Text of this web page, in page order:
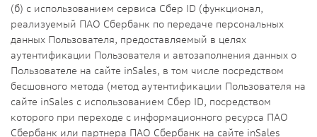
(б) с использованием сервиса Сбер ID (функционал,
реализуемый ПАО Сбербанк по передаче персональных
данных Пользователя, предоставляемый в целях
аутентификации Пользователя и автозаполнения данных о
Пользователе на сайте inSales, в том числе посредством
бесшовного метода (метод аутентификации Пользователя на
сайте inSales с использованием Сбер ID, посредством
которого при переходе с информационного ресурса ПАО
Сбербанк или партнера ПАО Сбербанк на сайте inSales